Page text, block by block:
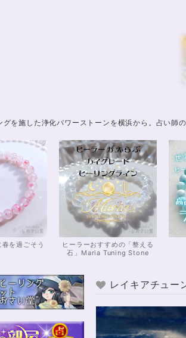
グを施した浄化パワーストーンを横浜から。占い師
を過ごそう
ヒーラーおすすめの「整える
石」Maria Tuning Stone
レイキアチュー